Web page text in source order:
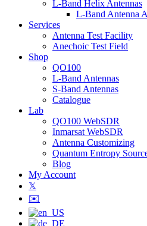
L-Band Helix Antennas
L-Band Antenna
Services
Antenna Test Facility
Anechoic Test Field
Shop
QO100
L-Band Antennas
S-Band Antennas
Catalogue
Lab
QO100 WebSDR
Inmarsat WebSDR
Antenna Customizing
Quantum Entropy
Blog
My Account
𝕏
✉️